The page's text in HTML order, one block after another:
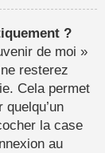
?
de moi »
resterez
Cela permet
la case
au